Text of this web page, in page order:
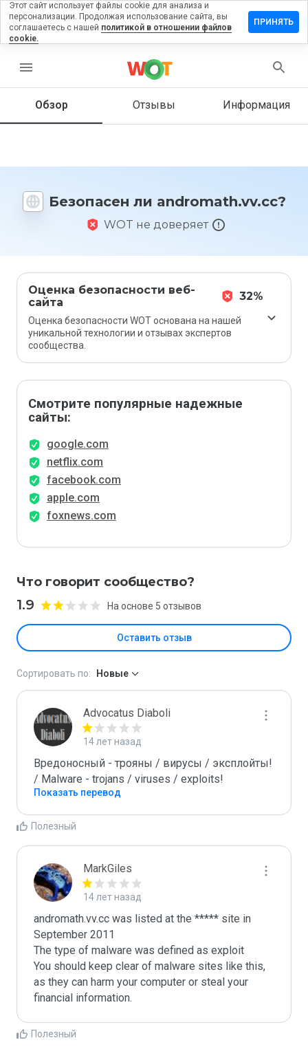
menu
Обзор Отзывы Информация
Безопасен ли andromath.vv.cc?
WOT не доверяет
Оценка безопасности веб-
сайта
32%
Оценка безопасности WOT основана на нашей
уникальной технологии и отзывах экспертов
сообщества.
Смотрите популярные надежные
сайты:
google.com
netflix.com
facebook.com
apple.com
foxnews.com
Что говорит сообщество?
1.9 На основе 5 отзывов
Оставить отзыв
на
Как бы
этот
1 до 5?
Сортировать по: Новые
Advocatus Diaboli
14 лет назад
Вредоносный - трояны / вирусы / эксплойты!
/ Malware - trojans / viruses / exploits!
Показать перевод
Полезный
MarkGiles
14 лет назад
andromath.vv.cc was listed at the ***** site in
September 2011
The type of malware was defined as exploit
You should keep clear of malware sites like this,
as they can harm your computer or steal your
Полезный
Этот сайт использует файлы cookie для анализа и
персонализации. Продолжая использование сайта, вы
соглашаетесь с нашей политикой в отношении файлов
cookie.
ПРИНЯТЬ